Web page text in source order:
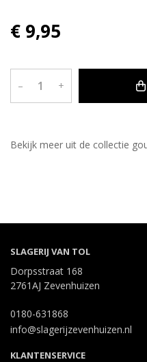
€ 9,95
– +
Bekijk meer uit de collectie
SLAGERIJ VAN TOL
Dorpsstraat 168
2761AJ Zevenhuizen
0180-631868
info@slagerijzevenhuizen.nl
KLANTENSERVICE